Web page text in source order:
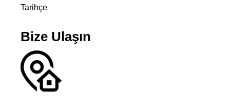
Tarihçe
Bize Ulaşın